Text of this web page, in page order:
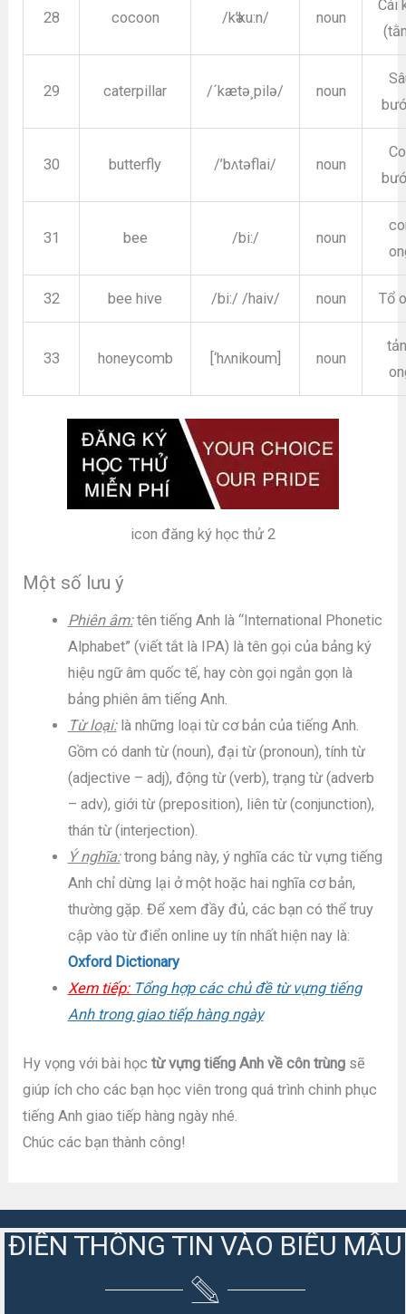
28 cocoon /kә’ku:n/ noun
Cái
29 caterpillar /´kætə¸pilə/ noun
30 butterfly /’bʌtəflai/ noun
31 bee /bi:/ noun
32 bee hive /bi:/ /haiv/ noun Tổ
33 honeycomb [‘hʌnikoum] noun
icon đăng ký học thử 2
Một số lưu ý
Phiên âm:tên tiếng Anh là “International Phonetic
Alphabet” (viết tắt là IPA) là tên gọi của bảng ký
hiệu ngữ âm quốc tế, hay còn gọi ngắn gọn là
bảng phiên âm tiếng Anh.
Từ loại:là những loại từ cơ bản của tiếng Anh.
Gồm có danh từ (noun), đại từ (pronoun), tính từ
(adjective – adj), động từ (verb), trạng từ (adverb
– adv), giới từ (preposition), liên từ (conjunction),
thán từ (interjection).
Ý nghĩa:trong bảng này, ý nghĩa các từ vựng tiếng
Anh chỉ dừng lại ở một hoặc hai nghĩa cơ bản,
thường gặp. Để xem đầy đủ, các bạn có thể truy
cập vào từ điển online uy tín nhất hiện nay là:
Oxford Dictionary
Xem tiếp: Tổng hợp các chủ đề từ vựng tiếng
Anh trong giao tiếp hàng ngày
Hy vọng với bài họctừ vựng tiếng Anh về côn trùng sẽ
giúp ích cho các bạn học viên trong quá trình chinh phục
tiếng Anh giao tiếp hàng ngày nhé.
Chúc các bạn thành công!
ĐIỀN THÔNG TIN VÀO BIỂU MẪU